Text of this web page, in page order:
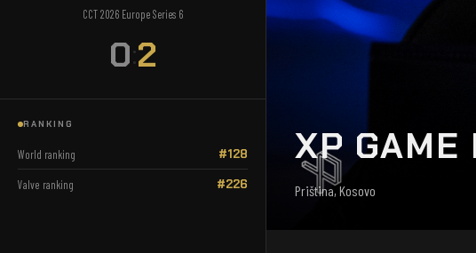
CCT 2026 Europe Series 6
0:2
RANKING
World ranking #128
Valve ranking #226
XP GAME
Priština, Kosovo